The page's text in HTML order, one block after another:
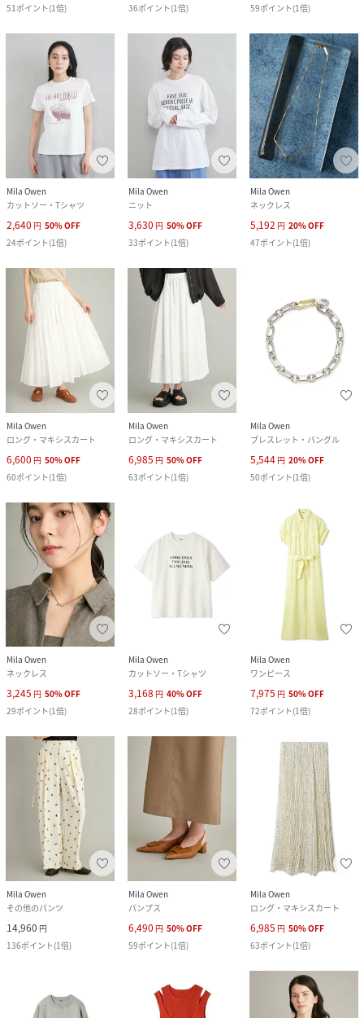
51 ポイント(1倍)
36ポイント(1倍)
59ポイント(1倍)
Mila Owen
カットソー・Tシャツ
2,640 円 50%OFF
24ポイント(1倍)
Mila Owen
ニット
3,630 円 50%OFF
33ポイント(1倍)
Mila Owen
ネックレス
5,192 円 20%OFF
47ポイント(1倍)
Mila Owen
ロング・マキシスカート
6,600 円 50%OFF
60ポイント(1倍)
Mila Owen
ロング・マキシスカート
6,985 円 50%OFF
63ポイント(1倍)
Mila Owen
ブレスレット・バングル
5,544 円 20%OFF
50ポイント(1倍)
Mila Owen
ネックレス
3,245 円 50%OFF
29ポイント(1倍)
Mila Owen
カットソー・Tシャツ
3,168 円 40%OFF
28ポイント(1倍)
Mila Owen
ワンピース
7,975 円 50%OFF
72ポイント(1倍)
Mila Owen
その他のパンツ
14,960 円
136ポイント(1倍)
Mila Owen
パンプス
6,490 円 50%OFF
59ポイント(1倍)
Mila Owen
ロング・マキシスカート
6,985 円 50%OFF
63ポイント(1倍)